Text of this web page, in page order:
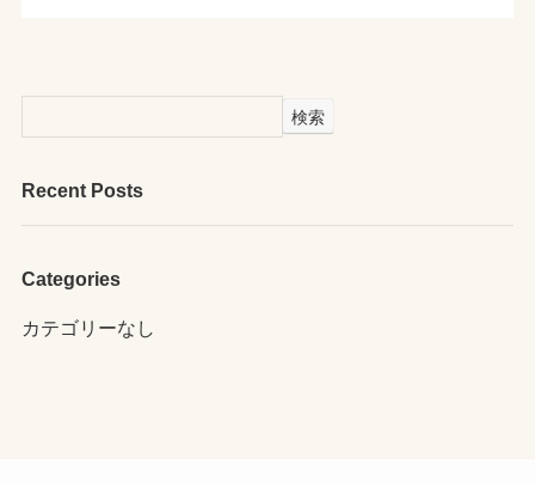
検索
Recent Posts
Categories
カテゴリーなし